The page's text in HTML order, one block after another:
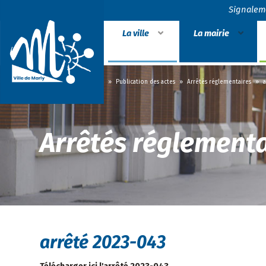
La ville La mairie
Accueil » » Publication des actes » Arrêtés réglementaires »
Arrêtés
arrêté 2023-043